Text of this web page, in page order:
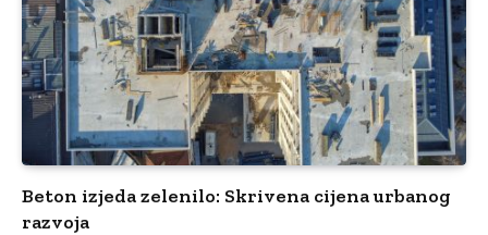
Beton izjeda zelenilo: Skrivena cijena urbanog
razvoja